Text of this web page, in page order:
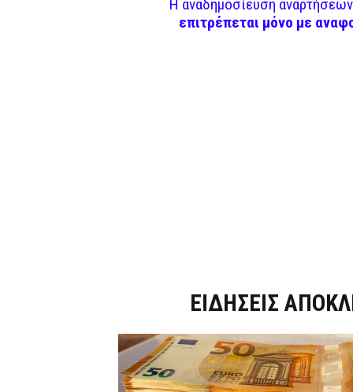
Η αναδημοσίευση
επιτρέπεται μόνο με
ΕΙΔΗΣΕΙΣ